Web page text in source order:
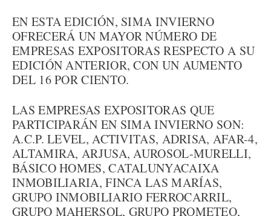
EN ESTA EDICIÓN, SIMA INVIERNO
OFRECERÁ UN MAYOR NÚMERO DE
EMPRESAS EXPOSITORAS RESPECTO A SU
EDICIÓN ANTERIOR, CON UN AUMENTO
DEL 16 POR CIENTO.
LAS EMPRESAS EXPOSITORAS QUE
PARTICIPARÁN EN SIMA INVIERNO SON:
A.C.P. LEVEL, ACTIVITAS, ADRISA, AFAR-4,
ALTAMIRA, ARJUSA, AUROSOL-MURELLI,
BÁSICO HOMES, CATALUNYACAIXA
INMOBILIARIA, FINCA LAS MARÍAS,
GRUPO INMOBILIARIO FERROCARRIL,
GRUPO MAHERSOL, GRUPO PROMETEO,